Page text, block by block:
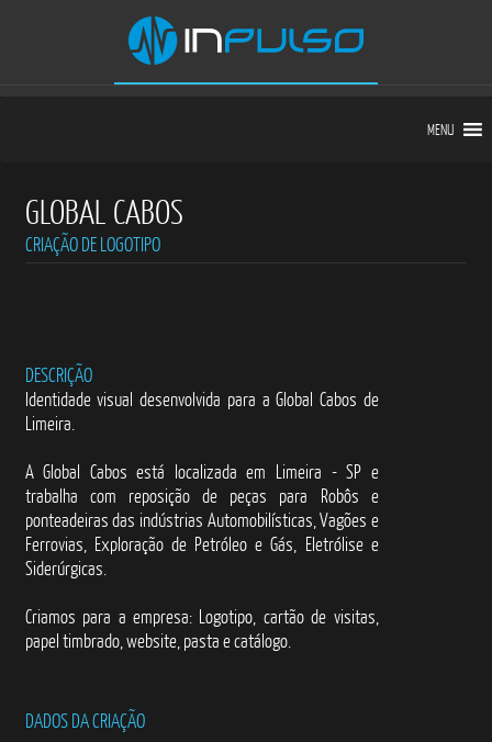
MENU
GLOBAL CABOS
CRIAÇÃO DE LOGOTIPO
DESCRIÇÃO
Identidade visual desenvolvida para a Global Cabos de
Limeira.
A Global Cabos está localizada em Limeira - SP e
trabalha com reposição de peças para Robôs e
ponteadeiras das indústrias Automobilísticas, Vagões e
Ferrovias, Exploração de Petróleo e Gás, Eletrólise e
Siderúrgicas.
Criamos para a empresa: Logotipo, cartão de visitas,
papel timbrado, website, pasta e catálogo.
DADOS DA CRIAÇÃO